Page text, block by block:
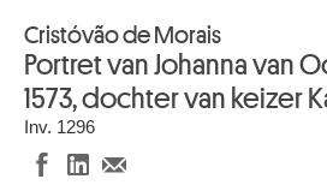
Cristóvão de Morais
Portret van Johanna van
1573, dochter van keizer
Inv. 1296